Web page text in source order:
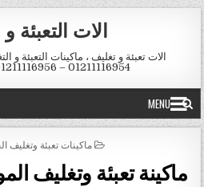
Skip to content
الات التعبئة
الات تعبئة و تغليف ، ماكينات التعبئة و
01211116954 – 01211116956 – 01211116958
MENU
POSTED IN
ماكينات تعبئة وتغليف
ماكينة تعبئة وتغليف